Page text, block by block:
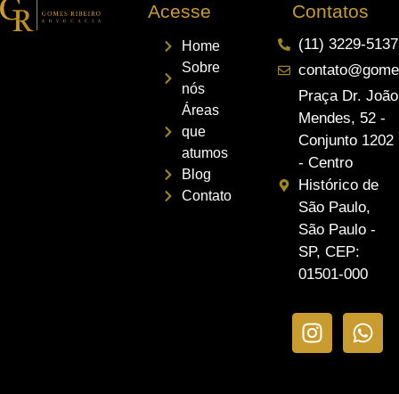
Acesse
Home
Sobre
nós
Áreas
que
atumos
Blog
Contato
Contatos
(11) 3229-5137
Praça Dr. João
Mendes, 52 -
Conjunto 1202
- Centro
Histórico de
São Paulo,
São Paulo -
SP, CEP:
01501-000